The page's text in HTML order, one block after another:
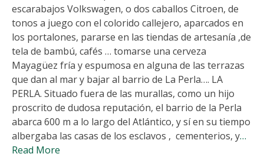
escarabajos Volkswagen, o dos caballos Citroen, de
tonos a juego con el colorido callejero, aparcados en
los portalones, pararse en las tiendas de artesanía ,de
tela de bambú, cafés … tomarse una cerveza
Mayagüez fría y espumosa en alguna de las terrazas
que dan al mar y bajar al barrio de La Perla…. LA
PERLA. Situado fuera de las murallas, como un hijo
proscrito de dudosa reputación, el barrio de la Perla
abarca 600 m a lo largo del Atlántico, y sí en su tiempo
albergaba las casas de los esclavos , cementerios, y…
Read More